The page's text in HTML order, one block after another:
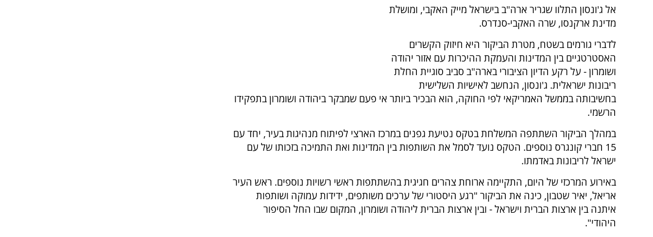
אל ג'ונסון התלוו שגריר ארה"ב בישראל מייק האקבי, ומושלת
מדינת ארקנסו, שרה האקבי-סנדרס.
לדברי גורמים בשטח, מטרת הביקור היא חיזוק הקשרים
האסטרטגיים בין המדינות והעמקת ההיכרות עם אזור יהודה
ושומרון - על רקע הדיון הציבורי בארה"ב סביב סוגיית החלת
ריבונות ישראלית. ג'ונסון, הנחשב לאישיות השלישית
בחשיבותה בממשל האמריקאי לפי החוקה, הוא הבכיר ביותר אי פעם שמבקר ביהודה ושומרון בתפקידו
הרשמי.
במהלך הביקור השתתפה המשלחת בטקס נטיעת גפנים במרכז הארצי לפיתוח מנהיגות בעיר, יחד עם
15 חברי קונגרס נוספים. הטקס נועד לסמל את השותפות בין המדינות ואת התמיכה בזכותו של עם
ישראל לריבונות באדמתו.
באירוע המרכזי של היום, התקיימה ארוחת צהרים חגיגית בהשתתפות ראשי רשויות נוספים. ראש העיר
אריאל, יאיר שטבון, כינה את הביקור "רגע היסטורי של ערכים משותפים, ידידות עמוקה ושותפות
איתנה בין ארצות הברית וישראל - ובין ארצות הברית ליהודה ושומרון, המקום שבו החל הסיפור
היהודי".